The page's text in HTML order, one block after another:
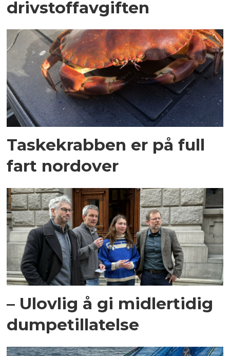
drivstoffavgiften
Taskekrabben er på full
fart nordover
– Ulovlig å gi midlertidig
dumpetillatelse